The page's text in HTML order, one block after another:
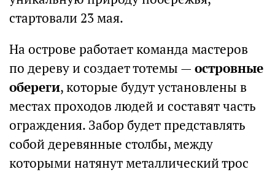
стартовали 23 мая.
На острове работает команда мастеров
по дереву и создает тотемы —островные
обереги, которые будут установлены в
местах проходов людей и составят часть
ограждения. Забор будет представлять
собой деревянные столбы, между
которыми натянут металлический трос